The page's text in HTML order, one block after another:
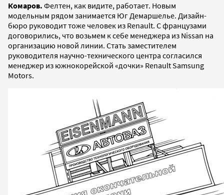
Комаров. Фелтен, как видите, работает. Новым
модельным рядом занимается Юг Демаршелье. Дизайн-
бюро руководит тоже человек из Renault. С французами
договорились, что возьмем к себе менеджера из Nissan на
организацию новой линии. Стать заместителем
руководителя научно-технического центра согласился
менеджер из южнокорейской «дочки» Renault Samsung
Motors.